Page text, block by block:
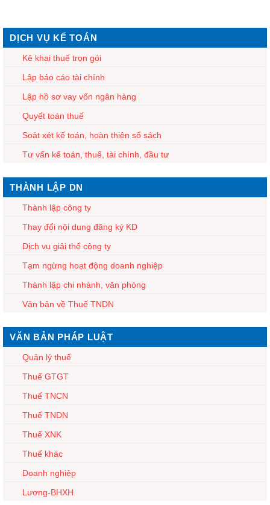
DỊCH VỤ KẾ TOÁN
Kê khai thuế trọn gói
Lập báo cáo tài chính
Lập hồ sơ vay vốn ngân hàng
Quyết toán thuế
Soát xét kế toán, hoàn thiện sổ sách
Tư vấn kế toán, thuế, tài chính, đầu tư
THÀNH LẬP DN
Thành lập công ty
Thay đổi nội dung đăng ký KD
Dịch vụ giải thể công ty
Tạm ngừng hoạt động doanh nghiệp
Thành lập chi nhánh, văn phòng
Văn bản về Thuế TNDN
VĂN BẢN PHÁP LUẬT
Quản lý thuế
Thuế GTGT
Thuế TNCN
Thuế TNDN
Thuế XNK
Thuế khác
Doanh nghiệp
Lương-BHXH